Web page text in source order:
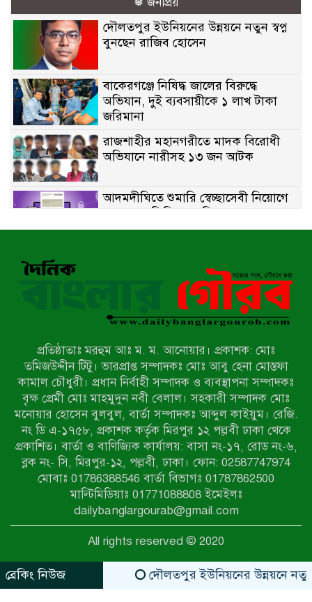
দৌলতপুর ইউনিয়নের উন্নয়নে নতুন স্বপ্ন
বুনছেন রাজিব হোসেন
বাকেরগঞ্জে নিষিদ্ধ জালের বিরুদ্ধে
অভিযান, দুই ব্যবসায়ীকে ১ লাখ টাকা
জরিমানা
রাজশাহীর মহানগরীতে মাদক বিরোধী
অভিযানে নারীসহ ১৩ জন আটক
আদমদীঘিতে শুমারি স্বেচ্ছাসেবী নিয়োগে
যোগ্যতার ভিত্তিতে তালিকা প্রকাশ;
নির্বাচিতদের আ.লীগ ট্যাগে প্রচারণা
নেওয়ার হুমকি দিলেন দোড়া মাদরাসার
পরিচয় দেওয়া সভাপতি
উখিয়ায় বিজিবির অভিযানে ৪০ হাজার
ইয়াবাসহ যুবক আটক
পোরশায় ৭ মাসে ১৯ জনের অপমৃত্যু,
শীর্ষে আত্মহত্যা
হিন্দু বৌদ্ধ খ্রিস্টান কল্যাণ ফ্রন্টের
নীলফামারী কমিটি নিয়ে প্রশ্ন, প্রতিবাদে
সদস্য সচিব
দরিয়ানগরে প্যারাসেইলিং দুর্ঘটনায় পর্যটক
নিহত: হত্যা মামলার প্রধান আসামি ঢাকায়
র‌্যাবের জালে
আদাচাকী দক্ষিণপাড়া ফ্রেন্ডস ক্লাবের
আয়োজনে ফুটবল টুর্নামেন্টের ফাইনাল
অনুষ্ঠিত
প্রতিষ্ঠাতাঃ মরহুম আঃ ম. ম. আনোয়ার। প্রকাশক: মোঃ
তমিজউদ্দীন টিটু। ভারপ্রাপ্ত সম্পাদকঃ মোঃ আবু হেনা মোস্তফা
কামাল চৌধুরী। প্রধান নির্বাহী সম্পাদক ও ব্যবস্থাপনা সম্পাদকঃ
বৃক্ষ প্রেমী মোঃ মাহমুদুন নবী বেলাল। সহকারী সম্পাদক মোঃ
মনোয়ার হোসেন বুলবুল, বার্তা সম্পাদকঃ আব্দুল কাইয়ুম। রেজি.
নং ডি এ-১৭৫৮, প্রকাশক কর্তৃক মিরপুর ১২ পল্লবী ঢাকা থেকে
প্রকাশিত। বার্তা ও বাণিজ্যিক কার্যালয়: বাসা নং-১৭, রোড নং-৬,
ব্লক নং- সি, মিরপুর-১২, পল্লবী, ঢাকা। ফোন: 02587747974
মোবাঃ 01786388546 বার্তা বিভাগঃ 01787862500
মাল্টিমিডিয়াঃ 01771088808 ইমেইলঃ
dailybanglargourab@gmail.com
All rights reserved © 2020
ব্রেকিং নিউজ
দৌলতপুর ইউনিয়নের উন্নয়নে নতুন